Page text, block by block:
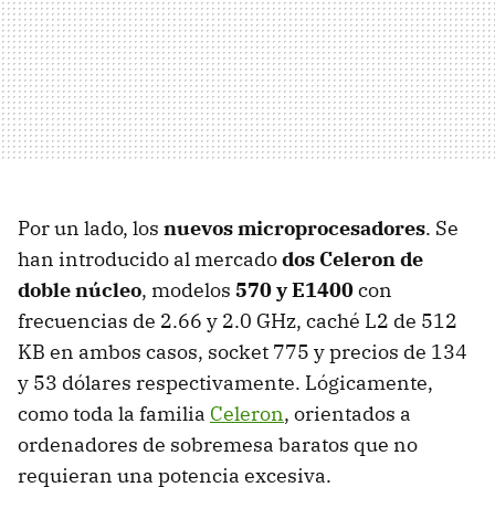
Por un lado, los nuevos microprocesadores. Se
han introducido al mercadodos Celeron de
doble núcleo, modelos 570 y E1400con
frecuencias de 2.66 y 2.0 GHz, caché L2 de 512
KB en ambos casos, socket 775 y precios de 134
y 53 dólares respectivamente. Lógicamente,
como toda la familia Celeron, orientados a
ordenadores de sobremesa baratos que no
requieran una potencia excesiva.